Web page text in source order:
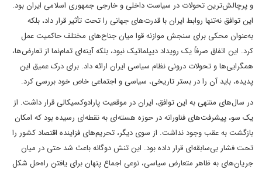
و پرچالش‌ترین تحولات در سیاست داخلی و خارجی جمهوری اسلامی ایران بود.
این توافق نه‌تنها روابط ایران با قدرت‌های جهانی را تحت تأثیر قرار داد، بلکه
به‌عنوان محکی برای سنجش موازنه قوا میان جناح‌های مختلف حاکمیت عمل
کرد. این اتفاق صرفاً یک رویداد دیپلماتیک نبود، بلکه آینه‌ای تمام‌نما از تعارض‌ها،
همگرایی‌ها و تحولات درونی نظام سیاسی ایران ارائه داد. برای درک عمیق این
پدیده، باید آن را در بستر تاریخی، سیاسی و اجتماعی خاص خود بررسی کرد.
در سال‌های منتهی به این توافق، ایران در موقعیت پارادوکسیکالی قرار داشت. از
یک سو، پیشرفت‌های فناورانه در حوزه هسته‌ای به نقطه‌ای رسیده بود که امکان
بازگشت به عقب وجود نداشت. از سوی دیگر، تحریم‌های فزاینده اقتصاد کشور را
تحت فشار بی‌سابقه‌ای قرار داده بود. این تنش دوگانه باعث شد حتی در میان
جریان‌های به ظاهر متعارض سیاسی، نوعی اجماع پنهان برای یافتن راه‌حل شکل